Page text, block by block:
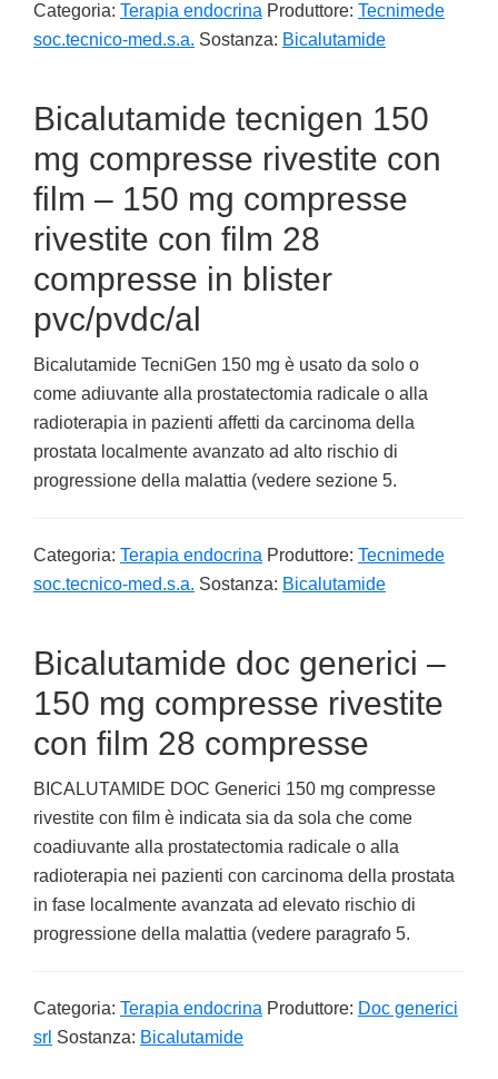
Categoria: Terapia endocrina Produttore: Tecnimede
soc.tecnico-med.s.a. Sostanza: Bicalutamide
Bicalutamide tecnigen 150
mg compresse rivestite con
film – 150 mg compresse
rivestite con film 28
compresse in blister
pvc/pvdc/al
Bicalutamide TecniGen 150 mg è usato da solo o
come adiuvante alla prostatectomia radicale o alla
radioterapia in pazienti affetti da carcinoma della
prostata localmente avanzato ad alto rischio di
progressione della malattia (vedere sezione 5.
Categoria: Terapia endocrina Produttore: Tecnimede
soc.tecnico-med.s.a. Sostanza: Bicalutamide
Bicalutamide doc generici –
150 mg compresse rivestite
con film 28 compresse
BICALUTAMIDE DOC Generici 150 mg compresse
rivestite con film è indicata sia da sola che come
coadiuvante alla prostatectomia radicale o alla
radioterapia nei pazienti con carcinoma della prostata
in fase localmente avanzata ad elevato rischio di
progressione della malattia (vedere paragrafo 5.
Categoria: Terapia endocrina Produttore: Doc generici
srl Sostanza: Bicalutamide